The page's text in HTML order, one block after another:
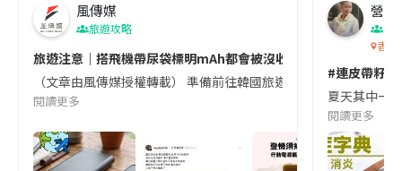
風傳媒
旅遊攻略
旅遊注意｜搭飛機帶尿袋標明mAh都會被沒收😱出發前切記檢查
（文章由風傳媒授權轉載） 準備前往韓國旅遊的民眾，近期要
閱讀更多
營養
香港
#連皮帶籽
夏天其中一
閱讀更多